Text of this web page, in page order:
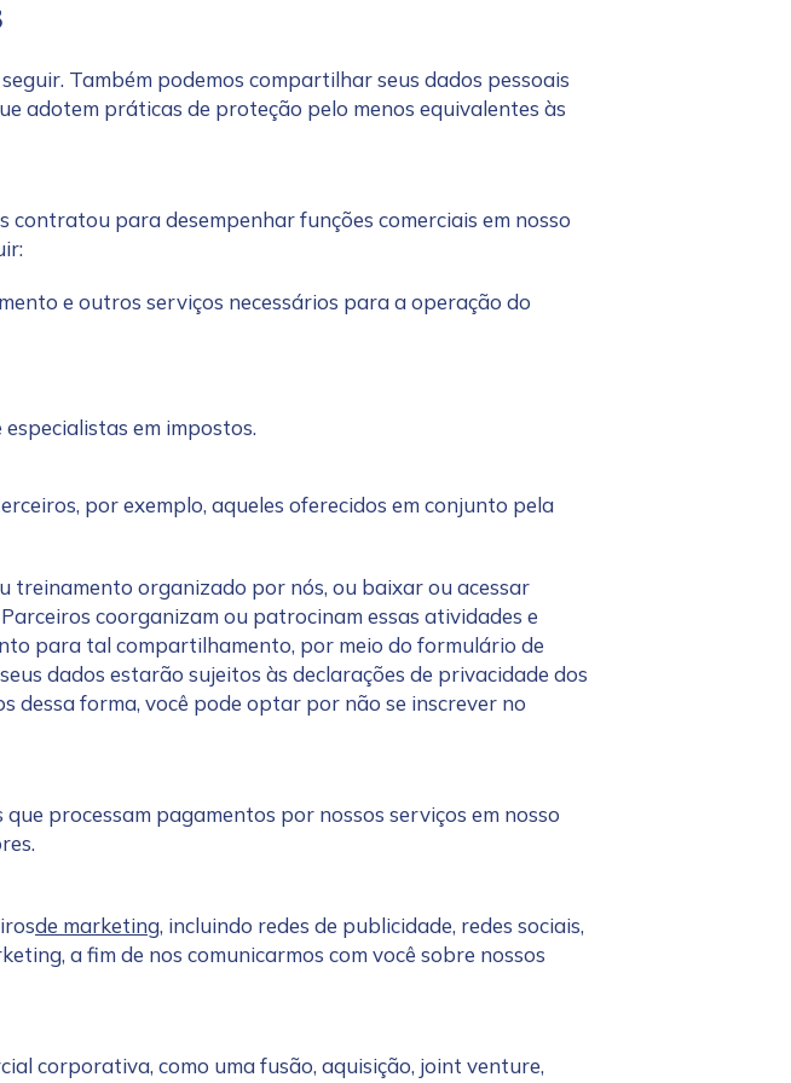
Também podemos compartilhar seus dados pessoais
adotem práticas de proteção pelo menos equivalentes às
contratou para desempenhar funções comerciais em nosso
e outros serviços necessários para a operação do
em impostos.
por exemplo, aqueles oferecidos em conjunto pela
treinamento organizado por nós, ou baixar ou acessar
coorganizam ou patrocinam essas atividades e
para tal compartilhamento, por meio do formulário de
dados estarão sujeitos às declarações de privacidade dos
dessa forma, você pode optar por não se inscrever no
processam pagamentos por nossos serviços em nosso
de marketing, incluindo redes de publicidade, redes sociais,
a fim de nos comunicarmos com você sobre nossos
corporativa, como uma fusão, aquisição, joint venture,